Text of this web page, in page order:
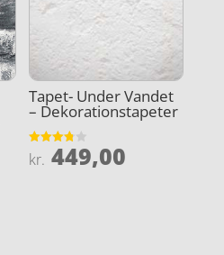
Tapet- Under Vandet
– Dekorationstapeter
Vurderet
3.8
kr. 449,00